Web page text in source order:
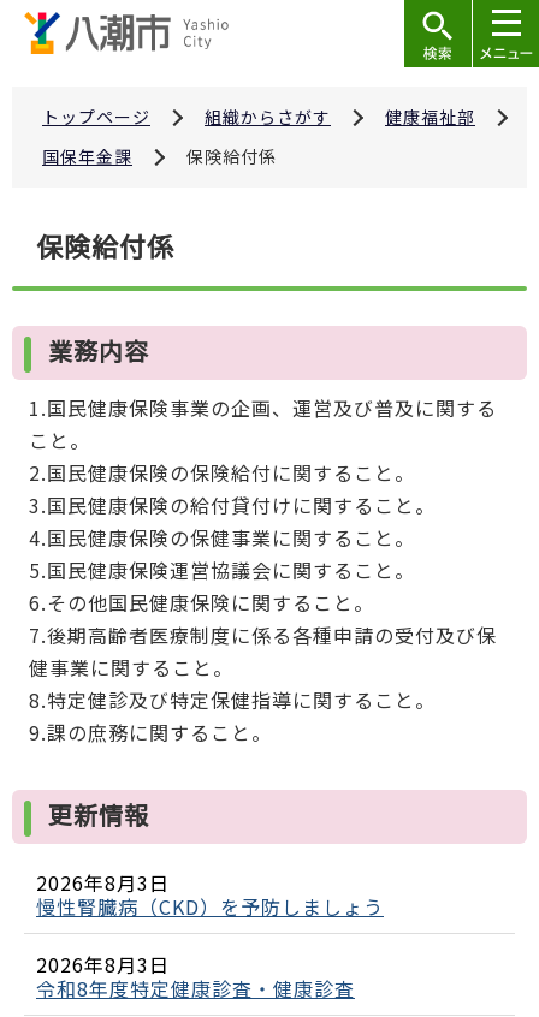
トップページ 組織からさがす
健康福祉部
国保年金課
保険給付係
こ
こ
ら
保険給付係
業務内容
1.国民健康保険事業の企画、運営及び普及に関する
こと。
2.国民健康保険の保険給付に関すること。
3.国民健康保険の給付貸付けに関すること。
4.国民健康保険の保健事業に関すること。
5.国民健康保険運営協議会に関すること。
6.その他国民健康保険に関すること。
7.後期高齢者医療制度に係る各種申請の受付及び保
健事業に関すること。
8.特定健診及び特定保健指導に関すること。
9.課の庶務に関すること。
更新情報
2026年8月3日
慢性腎臓病（CKD）を予防しましょう
2026年8月3日
令和8年度特定健康診査・健康診査